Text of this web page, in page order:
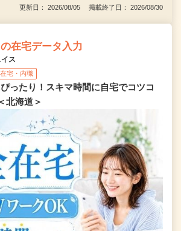
更新日： 2026/08/05 掲載終了日： 2026/08/30
在宅データ入力
ス
在宅・内職
ったり！スキマ時間に自宅でコツコ
北海道＞